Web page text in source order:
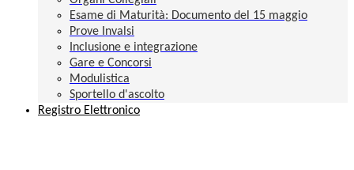
Esame di Maturità: Documento del 15 maggio
Prove Invalsi
Inclusione e integrazione
Gare e Concorsi
Modulistica
Sportello d'ascolto
Registro Elettronico